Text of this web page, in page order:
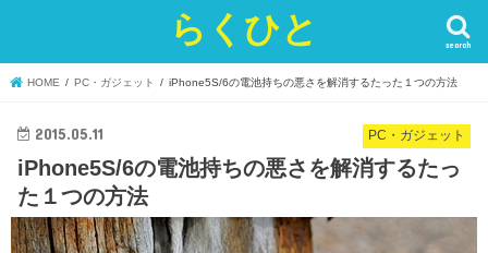
らくひと search
HOME PC・ガジェット iPhone5S/6の電池持ちの悪さを解消するたった１つの方法
PC・ガジェット
2015.05.11
iPhone5S/6の電池持ちの悪さを解消するたっ
た１つの方法